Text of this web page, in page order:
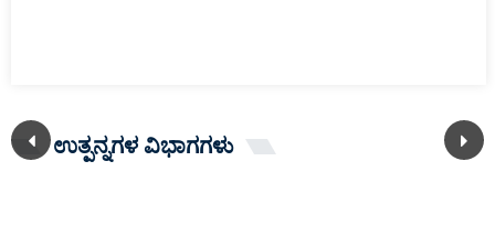
ಉತ್ಪನ್ನಗಳ ವಿಭಾಗಗಳು